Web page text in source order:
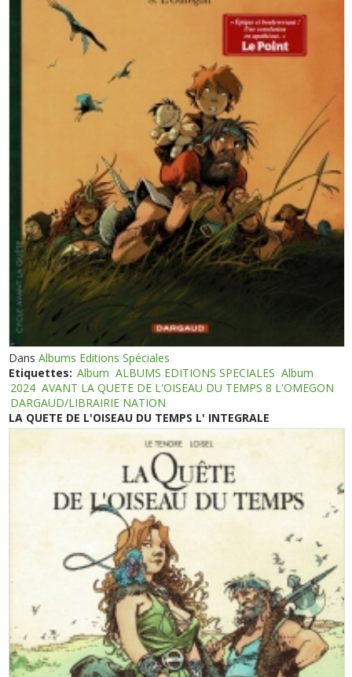
DansAlbums Editions Spéciales
Etiquettes: Album ALBUMS EDITIONS SPECIALES Album
2024 AVANT LA QUETE DE L'OISEAU DU TEMPS 8 L'OMEGON
DARGAUD/LIBRAIRIE NATION
LA QUETE DE L'OISEAU DU TEMPS L' INTEGRALE